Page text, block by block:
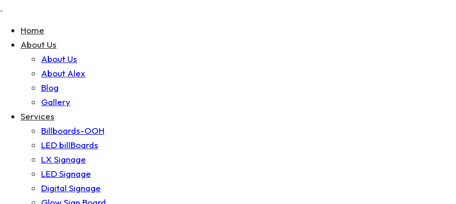
Home
About Us
About Us
About Alex
Blog
Gallery
Services
Billboards-OOH
LED billBoards
LX Signage
LED Signage
Digital Signage